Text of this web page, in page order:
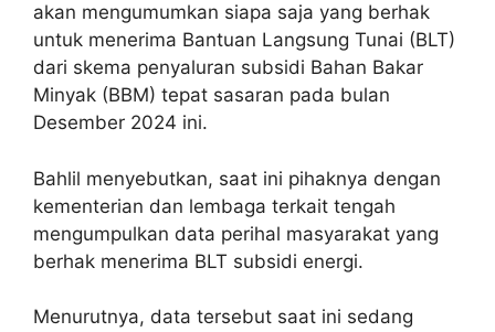
akan mengumumkan siapa saja yang berhak
untuk menerima Bantuan Langsung Tunai (BLT)
dari skema penyaluran subsidi Bahan Bakar
Minyak (BBM) tepat sasaran pada bulan
Desember 2024 ini.
Bahlil menyebutkan, saat ini pihaknya dengan
kementerian dan lembaga terkait tengah
mengumpulkan data perihal masyarakat yang
berhak menerima BLT subsidi energi.
Menurutnya, data tersebut saat ini sedang